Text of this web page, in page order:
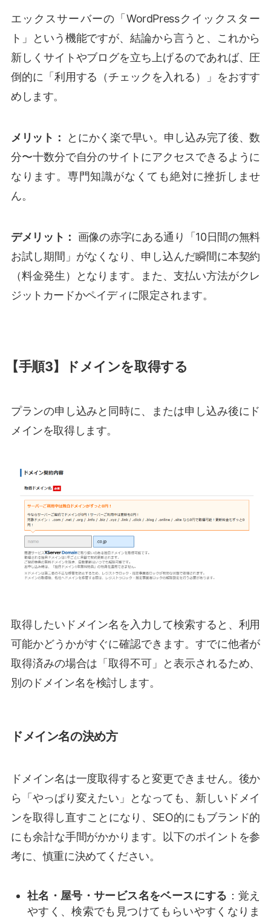
エックスサーバーの「WordPressクイックスター
ト」という機能ですが、結論から言うと、これから
新しくサイトやブログを立ち上げるのであれば、圧
倒的に「利用する（チェックを入れる）」をおすす
めします。
メリット：
とにかく楽で早い。申し込み完了後、数
分〜十数分で自分のサイトにアクセスできるように
なります。専門知識がなくても絶対に挫折しませ
ん。
デメリット：
画像の赤字にある通り「10日間の無料
お試し期間」がなくなり、申し込んだ瞬間に本契約
（料金発生）となります。また、支払い方法がクレ
ジットカードかペイディに限定されます。
【手順3】ドメインを取得する
プランの申し込みと同時に、または申し込み後にド
メインを取得します。
取得したいドメイン名を入力して検索すると、利用
可能かどうかがすぐに確認できます。すでに他者が
取得済みの場合は「取得不可」と表示されるため、
別のドメイン名を検討します。
ドメイン名の決め方
ドメイン名は一度取得すると変更できません。後か
ら「やっぱり変えたい」となっても、新しいドメイ
ンを取得し直すことになり、SEO的にもブランド的
にも余計な手間がかかります。以下のポイントを参
考に、慎重に決めてください。
社名・屋号・サービス名をベースにする ：覚え
やすく、検索でも見つけてもらいやすくなりま